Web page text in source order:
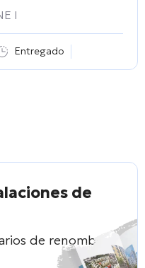
I
Entregado
de
de renombre